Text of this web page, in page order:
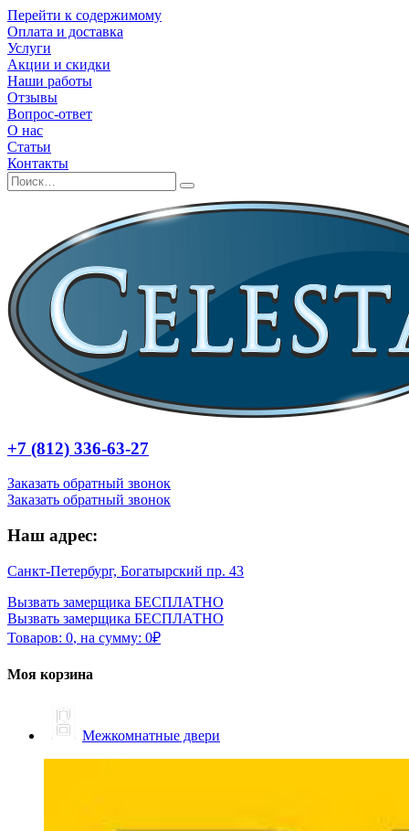
Перейти к содержимому
Оплата и доставка
Услуги
Акции и скидки
Наши работы
Отзывы
Вопрос-ответ
О нас
Статьи
Контакты
+7 (812) 336-63-27
Заказать обратный звонок
Заказать обратный звонок
Наш адрес:
Санкт-Петербург, Богатырский пр. 43
Вызвать замерщика БЕСПЛАТНО
Вызвать замерщика БЕСПЛАТНО
Товаров: 0, на сумму: 0₽
Моя корзина
Межкомнатные двери